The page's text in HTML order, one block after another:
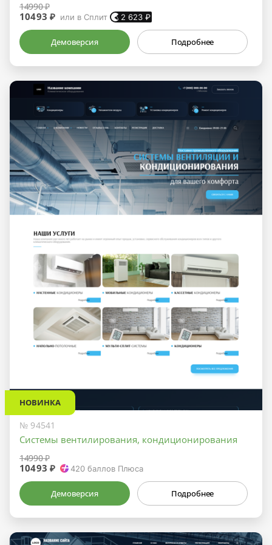
14990 ₽
10493 ₽ или в Сплит 2 623 ₽
Демоверсия Подробнее
НОВИНКА
№ 94541
Системы вентилирования, кондиционирования
14990 ₽
10493 ₽ 420 баллов Плюса
Демоверсия Подробнее